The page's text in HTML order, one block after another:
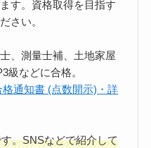
す。資格取得を目指す
さい。
、測量士補、土地家屋
級などに合格。
通知書 (点数開示)・詳
。SNSなどで紹介して